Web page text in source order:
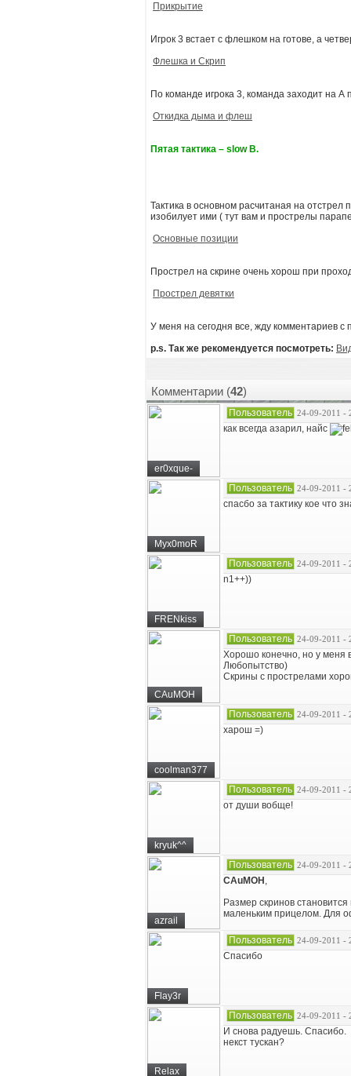
Прикрытие
Игрок 3 встает с флешком на готове, а
Флешка и Скрип
По команде игрока 3, команда заходит на
Откидка дыма и флеш
Пятая тактика – slow B.
Тактика в основном расчитаная на
изобилует ими ( тут вам и прострелы
Основные позиции
Прострел на скрине очень хорош при
Прострел девятки
У меня на сегодня все, жду комментариев
p.s. Так же рекомендуется посмотреть:
Комментарии (42)
er0xque-
Пользователь 24-09-2011 -
как всегда азарил, найс
Myx0moR
Пользователь 24-09-2011 -
спасбо за тактику кое что
FRENkiss
Пользователь 24-09-2011 -
n1++))
CAuMOH
Пользователь 24-09-2011 -
Хорошо конечно, но у меня
Любопытство)
Скрины с прострелами
coolman377
Пользователь 24-09-2011 -
харош =)
kryuk^^
Пользователь 24-09-2011 -
от души вобще!
azrail
Пользователь 24-09-2011 -
CAuMOH ,
Размер скринов
маленьким прицелом. Для
Flay3r
Пользователь 24-09-2011 -
Спасибо
Relax
Пользователь 24-09-2011 -
И снова радуешь. Спасибо.
некст тускан?